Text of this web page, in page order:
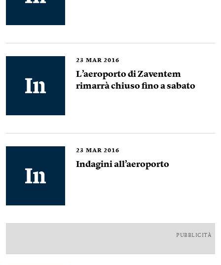
23 MAR 2016
L’aeroporto di Zaventem
rimarrà chiuso fino a sabato
23 MAR 2016
Indagini all’aeroporto
PUBBLICITÀ